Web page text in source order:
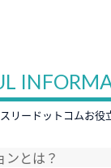
リードットコムお役
ンとは？